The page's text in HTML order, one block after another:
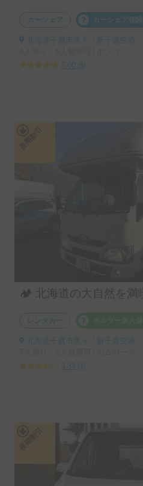
カーシェア カーシェア保険
北海道千歳市美々, ' 新千歳空港
5.00
8
レンタカー
北海道千歳市美々, ' 新千歳空港
3.33
3